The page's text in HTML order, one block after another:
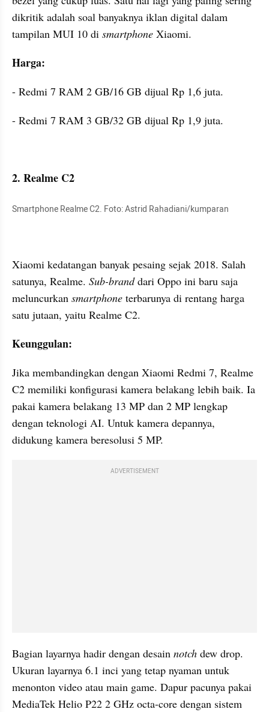
dikritik adalah soal banyaknya iklan digital dalam
tampilan MUI 10 di smartphone Xiaomi.
Harga:
- Redmi 7 RAM 2 GB/16 GB dijual Rp 1,6 juta.
- Redmi 7 RAM 3 GB/32 GB dijual Rp 1,9 juta.
2. Realme C2
Smartphone Realme C2. Foto: Astrid Rahadiani/kumparan
Xiaomi kedatangan banyak pesaing sejak 2018. Salah
satunya, Realme. Sub-brand dari Oppo ini baru saja
meluncurkan smartphone terbarunya di rentang harga
satu jutaan, yaitu Realme C2.
Keunggulan:
Jika membandingkan dengan Xiaomi Redmi 7, Realme
C2 memiliki konfigurasi kamera belakang lebih baik. Ia
pakai kamera belakang 13 MP dan 2 MP lengkap
dengan teknologi AI. Untuk kamera depannya,
didukung kamera beresolusi 5 MP.
ADVERTISEMENT
Bagian layarnya hadir dengan desain notch dew drop.
Ukuran layarnya 6.1 inci yang tetap nyaman untuk
menonton video atau main game. Dapur pacunya pakai
MediaTek Helio P22 2 GHz octa-core dengan sistem